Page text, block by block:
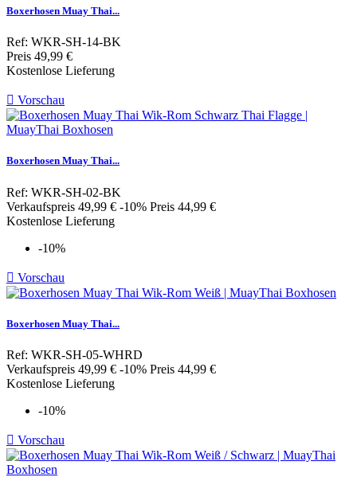
Boxerhosen Muay Thai...
Ref: WKR-SH-14-BK
Preis 49,99 €
Kostenlose Lieferung
 Vorschau
Boxerhosen Muay Thai...
Ref: WKR-SH-02-BK
Verkaufspreis 49,99 € -10% Preis 44,99 €
Kostenlose Lieferung
-10%
 Vorschau
Boxerhosen Muay Thai...
Ref: WKR-SH-05-WHRD
Verkaufspreis 49,99 € -10% Preis 44,99 €
Kostenlose Lieferung
-10%
 Vorschau